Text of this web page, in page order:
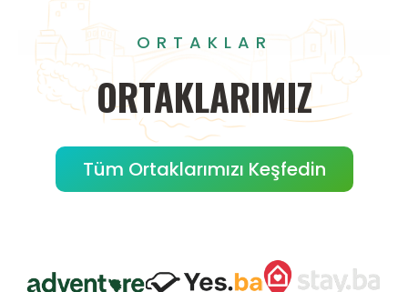
ORTAKLAR
ORTAKLARIMIZ
Tüm Ortaklarımızı Keşfedin